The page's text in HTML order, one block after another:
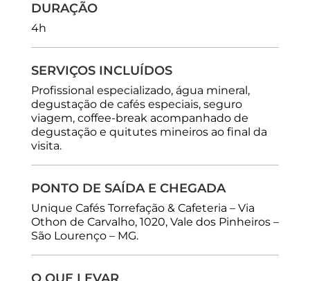
DURAÇÃO
4h
SERVIÇOS INCLUÍDOS
Profissional especializado, água mineral,
degustação de cafés especiais, seguro
viagem, coffee-break acompanhado de
degustação e quitutes mineiros ao final da
visita.
PONTO DE SAÍDA E CHEGADA
Unique Cafés Torrefação & Cafeteria – Via
Othon de Carvalho, 1020, Vale dos Pinheiros –
São Lourenço – MG.